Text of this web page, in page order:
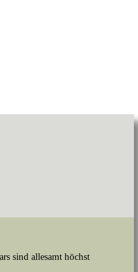
sind allesamt höchst